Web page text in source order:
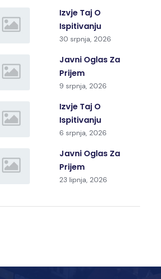
Izvje Taj O
Ispitivanju
30 srpnja, 2026
Javni Oglas Za
Prijem
9 srpnja, 2026
Izvje Taj O
Ispitivanju
6 srpnja, 2026
Javni Oglas Za
Prijem
23 lipnja, 2026